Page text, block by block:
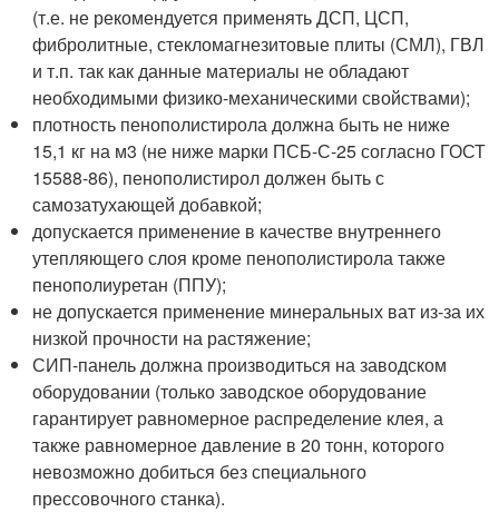
(т.е. не рекомендуется применять ДСП, ЦСП,
фибролитные, стекломагнезитовые плиты (СМЛ), ГВЛ
и т.п. так как данные материалы не обладают
необходимыми физико-механическими свойствами);
плотность пенополистирола должна быть не ниже
15,1 кг на м3 (не ниже марки ПСБ-С-25 согласно ГОСТ
15588-86), пенополистирол должен быть с
самозатухающей добавкой;
допускается применение в качестве внутреннего
утепляющего слоя кроме пенополистирола также
пенополиуретан (ППУ);
не допускается применение минеральных ват из-за их
низкой прочности на растяжение;
СИП-панель должна производиться на заводском
оборудовании (только заводское оборудование
гарантирует равномерное распределение клея, а
также равномерное давление в 20 тонн, которого
невозможно добиться без специального
прессовочного станка).